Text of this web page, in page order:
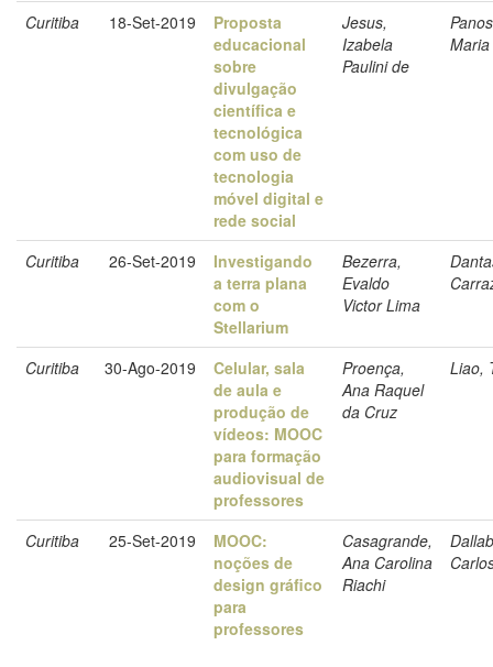
Curitiba 18-Set-2019
Proposta
educacional
sobre
divulgação
científica e
tecnológica
com uso de
tecnologia
móvel digital e
rede social
Jesus,
Izabela
Paulini de
Curitiba 26-Set-2019
Investigando
a terra plana
com o
Stellarium
Bezerra,
Evaldo
Victor Lima
Curitiba 30-Ago-2019
Celular, sala
de aula e
produção de
vídeos: MOOC
para formação
audiovisual de
professores
Proença,
Ana Raquel
da Cruz
Liao,
Curitiba 25-Set-2019
MOOC:
noções de
design gráfico
para
professores
Casagrande,
Ana Carolina
Riachi